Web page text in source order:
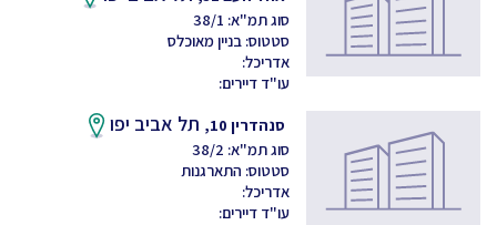
סוג תמ"א: 38/1
סטטוס: בניין מאוכלס
אדריכל:
עו"ד דיירים:
סנהדרין 10,
תל אביב יפו
סוג תמ"א: 38/2
סטטוס: התארגנות
אדריכל:
עו"ד דיירים: